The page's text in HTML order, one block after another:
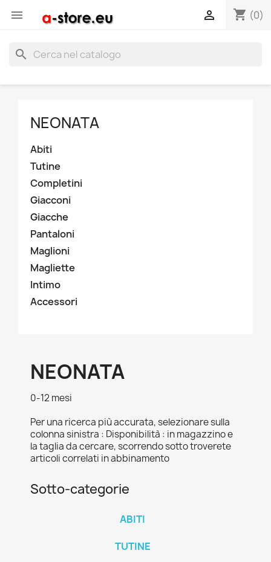
 shopping_cart (0)

search
NEONATA
Abiti
Tutine
Completini
Giacconi
Giacche
Pantaloni
Maglioni
Magliette
Intimo
Accessori
NEONATA
0-12 mesi
Per una ricerca più accurata, selezionare sulla
colonna sinistra : Disponibilità : in magazzino e
la taglia da cercare, scorrendo sotto troverete
articoli correlati in abbinamento
Sotto-categorie
ABITI
TUTINE